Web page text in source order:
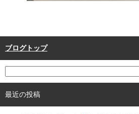
ブログトップ
最近の投稿